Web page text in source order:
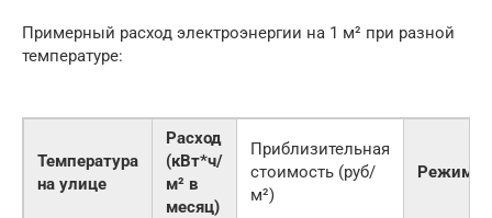
Примерный расход электроэнергии на 1 м² при разной
температуре:
Температура
на улице
Расход
(кВт*ч/
м² в
месяц)
Приблизительная
стоимость (руб/
м²)
Режим